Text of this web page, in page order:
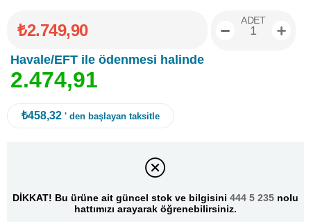
₺2.749,90
Havale/EFT ile ödenmesi halinde
2.474,91
ADET
₺458,32 ' den başlayan taksitle
DİKKAT! Bu ürüne ait güncel stok ve bilgisini 444 5 235 nolu
hattımızı arayarak öğrenebilirsiniz.